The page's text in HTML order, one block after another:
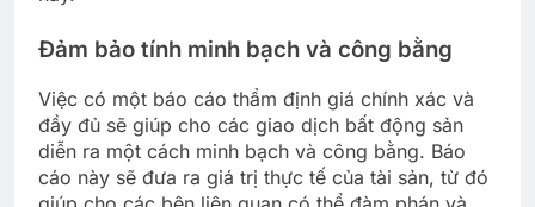
Đảm bảo tính minh bạch và công bằng
Việc có một báo cáo thẩm định giá chính xác và
đầy đủ sẽ giúp cho các giao dịch bất động sản
diễn ra một cách minh bạch và công bằng. Báo
cáo này sẽ đưa ra giá trị thực tế của tài sản, từ đó